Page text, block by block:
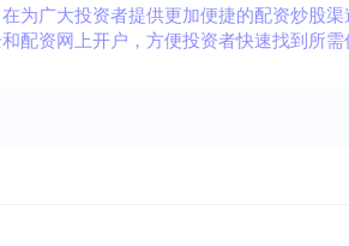
为广大投资者提供更加便捷的配资炒股
配资网上开户，方便投资者快速找到所需